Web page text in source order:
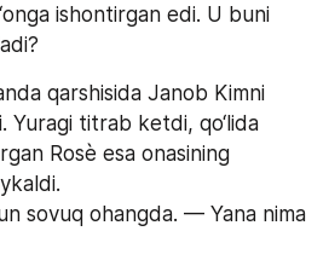
ishontirgan edi. U buni
qarshisida Janob Kimni
Yuragi titrab ketdi, qo‘lida
Rosè esa onasining
sovuq ohangda. — Yana nima